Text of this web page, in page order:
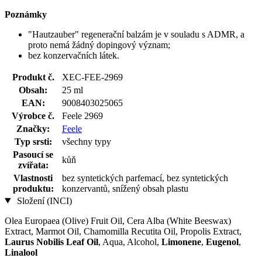
Poznámky
"Hautzauber" regenerační balzám je v souladu s ADMR, a
proto nemá žádný dopingový význam;
bez konzervačních látek.
Produkt č.
XEC-FEE-2969
Obsah:
25 ml
EAN:
9008403025065
Výrobce č.
Feele 2969
Značky:
Feele
Typ srsti:
všechny typy
Pasoucí se
zvířata:
kůň
Vlastnosti
produktu:
bez syntetických parfemací, bez syntetických
konzervantů, snížený obsah plastu
Složení (INCI)
Olea Europaea (Olive) Fruit Oil, Cera Alba (White Beeswax)
Extract, Marmot Oil, Chamomilla Recutita Oil, Propolis Extract,
Laurus Nobilis Leaf Oil, Aqua, Alcohol, Limonene, Eugenol,
Linalool